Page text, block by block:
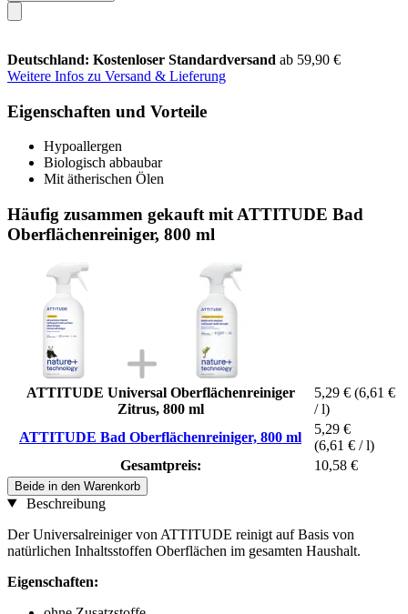
Deutschland: Kostenloser Standardversand ab 59,90 €
Weitere Infos zu Versand & Lieferung
Eigenschaften und Vorteile
Hypoallergen
Biologisch abbaubar
Mit ätherischen Ölen
Häufig zusammen gekauft mit ATTITUDE Bad
Oberflächenreiniger, 800 ml
ATTITUDE Universal Oberflächenreiniger
Zitrus, 800 ml
5,29 € (6,61 €
/ l)
ATTITUDE Bad Oberflächenreiniger, 800 ml
5,29 €
(6,61 € / l)
Gesamtpreis:
10,58 €
Beide in den Warenkorb
Beschreibung
Der Universalreiniger von ATTITUDE reinigt auf Basis von
natürlichen Inhaltsstoffen Oberflächen im gesamten Haushalt.
Eigenschaften: